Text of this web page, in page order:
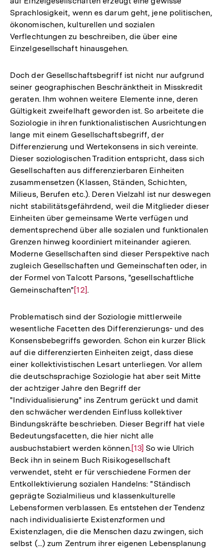
Fußnote
Sprachlosigkeit, wenn es darum geht, jene politischen,
ökonomischen, kulturellen und sozialen
Verflechtungen zu beschreiben, die über eine
Einzelgesellschaft hinausgehen.
Doch der Gesellschaftsbegriff ist nicht nur aufgrund
seiner geographischen Beschränktheit in Misskredit
geraten. Ihm wohnen weitere Elemente inne, deren
Gültigkeit zweifelhaft geworden ist. So arbeitete die
Soziologie in ihren funktionalistischen Ausrichtungen
lange mit einem Gesellschaftsbegriff, der
Differenzierung und Wertekonsens in sich vereinte.
Dieser soziologischen Tradition entspricht, dass sich
Gesellschaften aus differenzierbaren Einheiten
zusammensetzen (Klassen, Ständen, Schichten,
Milieus, Berufen etc.). Deren Vielzahl ist nur deswegen
nicht stabilitätsgefährdend, weil die Mitglieder dieser
Einheiten über gemeinsame Werte verfügen und
dementsprechend über alle sozialen und funktionalen
Grenzen hinweg koordiniert miteinander agieren.
Moderne Gesellschaften sind dieser Perspektive nach
zugleich Gesellschaften und Gemeinschaften oder, in
der Formel von Talcott Parsons, "gesellschaftliche
Gemeinschaften"Zur
der
Fußnote
[12].
Problematisch sind der Soziologie mittlerweile
wesentliche Facetten des Differenzierungs- und des
Konsensbebegriffs geworden. Schon ein kurzer Blick
auf die differenzierten Einheiten zeigt, dass diese
einer kollektivistischen Lesart unterliegen. Vor allem
die deutschsprachige Soziologie hat aber seit Mitte
der achtziger Jahre den Begriff der
"Individualisierung" ins Zentrum gerückt und damit
den schwächer werdenden Einfluss kollektiver
Bindungskräfte beschrieben. Dieser Begriff hat viele
Bedeutungsfacetten, die hier nicht alle
ausbuchstabiert werden können.Zur
Auflösung
der
Fußnote
[13] So wie Ulrich
Beck ihn in seinem Buch Risikogesellschaft
verwendet, steht er für verschiedene Formen der
Entkollektivierung sozialen Handelns: "Ständisch
geprägte Sozialmilieus und klassenkulturelle
Lebensformen verblassen. Es entstehen der Tendenz
nach individualisierte Existenzformen und
Existenzlagen, die die Menschen dazu zwingen, sich
selbst (...) zum Zentrum ihrer eigenen Lebensplanung